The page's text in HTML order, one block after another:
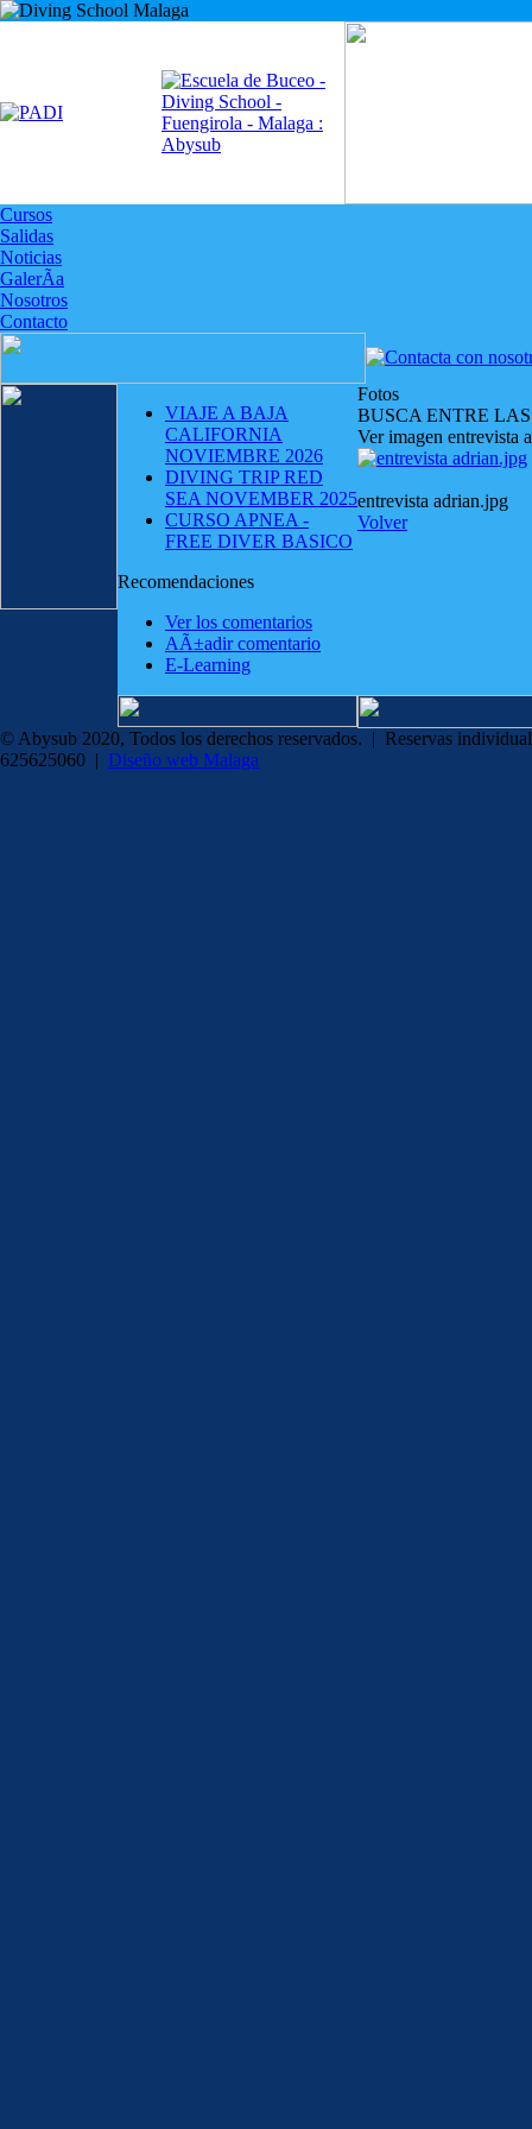
Cursos
Salidas
Noticias
GalerÃ­a
Nosotros
Contacto
VIAJE A BAJA
CALIFORNIA
NOVIEMBRE 2026
DIVING TRIP RED
SEA NOVEMBER 2025
CURSO APNEA -
FREE DIVER BASICO
Recomendaciones
Ver los comentarios
AÃ±adir comentario
E-Learning
Fotos
BUSCA ENTRE
Ver imagen entrevista
entrevista adrian.jpg
Volver
© Abysub 2020, Todos los derechos reservados. | Reservas
625625060 | Diseño web Malaga